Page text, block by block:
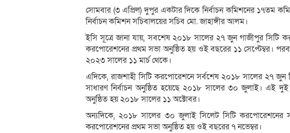
সোমবার (৩ এপ্রিল) দুপুর একটার দিকে নির্বাচন কমিশনের ১৭তম
নির্বাচন কমিশন সচিবালয়ের সচিব মো. জাহাঙ্গীর আলম।
ইসি সূত্রে জানা যায়, সবশেষ ২০১৮ সালের ২৭ জুন গাজীপুর সিটি
করপোরেশনের প্রথম সভা অনুষ্ঠিত হয় ওই বছরের ১১ সেপ্টেম্বর।
২০২৩ সালের ১১ মার্চ থেকে।
এদিকে, রাজশাহী সিটি করপোরেশনে সর্বশেষ ২০১৮ সালের ২৭ জুন
সাধারণ নির্বাচন অনুষ্ঠিত হয়েছে ২০১৮ সালের ৩০ জুলাই। এই দুই
অনুষ্ঠিত হয় ২০১৮ সালের ১১ অক্টোবর।
অন্যদিকে, ২০১৮ সালের ৩০ জুলাই সিলেট সিটি করপোরেশনের
করপোরেশনের প্রথম সভা অনুষ্ঠিত হয় ওই বছরের ৭ নভেম্বর।